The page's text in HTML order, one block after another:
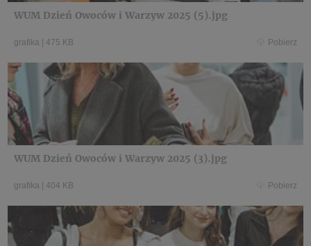
WUM Dzień Owoców i Warzyw 2025 (5).jpg
grafika | 475 KB Pobierz
WUM Dzień Owoców i Warzyw 2025 (3).jpg
grafika | 404 KB Pobierz